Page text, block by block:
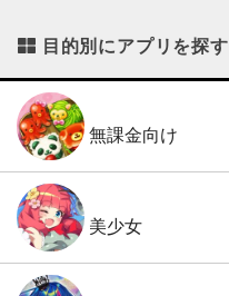
目的別にアプリを探す
無課金向け
美少女